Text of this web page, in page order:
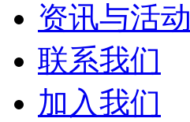
资讯与活动
联系我们
加入我们